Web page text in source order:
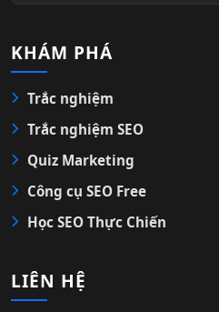
KHÁM PHÁ
Trắc nghiệm
Trắc nghiệm SEO
Quiz Marketing
Công cụ SEO Free
Học SEO Thực Chiến
LIÊN HỆ